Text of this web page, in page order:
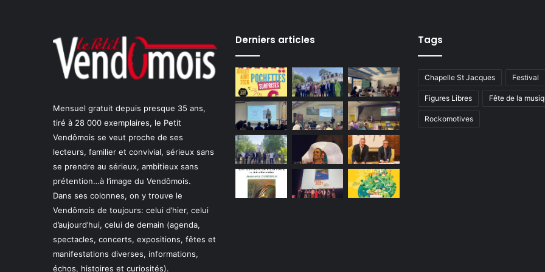
Mensuel gratuit depuis presque 35 ans,
tiré à 28 000 exemplaires, le Petit
Vendômois se veut proche de ses
lecteurs, familier et convivial, sérieux sans
se prendre au sérieux, ambitieux sans
prétention…à l’image du Vendômois.
Dans ses colonnes, on y trouve le
Vendômois de toujours: celui d’hier, celui
d’aujourd’hui, celui de demain (agenda,
spectacles, concerts, expositions, fêtes et
manifestations diverses, informations,
échos, histoires et curiosités).
Derniers articles Tags
Chapelle St Jacques Festival
Figures Libres Fête de la
Rockomotives